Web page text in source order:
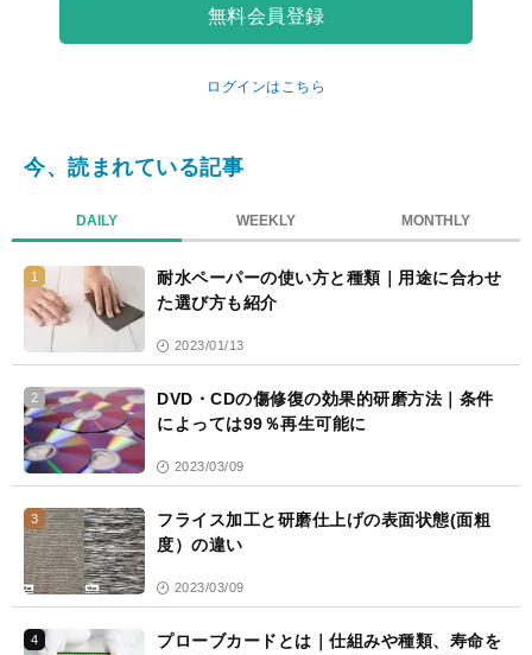
無料会員登録
ログインはこちら
今、読まれている記事
DAILY WEEKLY MONTHLY
1
耐水ペーパーの使い方と種類｜用途に合わせ
た選び方も紹介
2023/01/13
2
DVD・CDの傷修復の効果的研磨方法｜条件
によっては99％再生可能に
2023/03/09
3
フライス加工と研磨仕上げの表面状態(面粗
度）の違い
2023/03/09
4
プローブカードとは｜仕組みや種類、寿命を